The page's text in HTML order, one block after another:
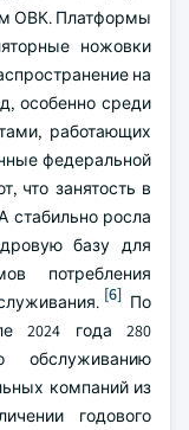
ОВК. Платформы
ножовки
на
особенно среди
работающих
федеральной
что занятость в
стабильно росла
базу для
потребления
[6]По
2024 года 280
компаний из
годового